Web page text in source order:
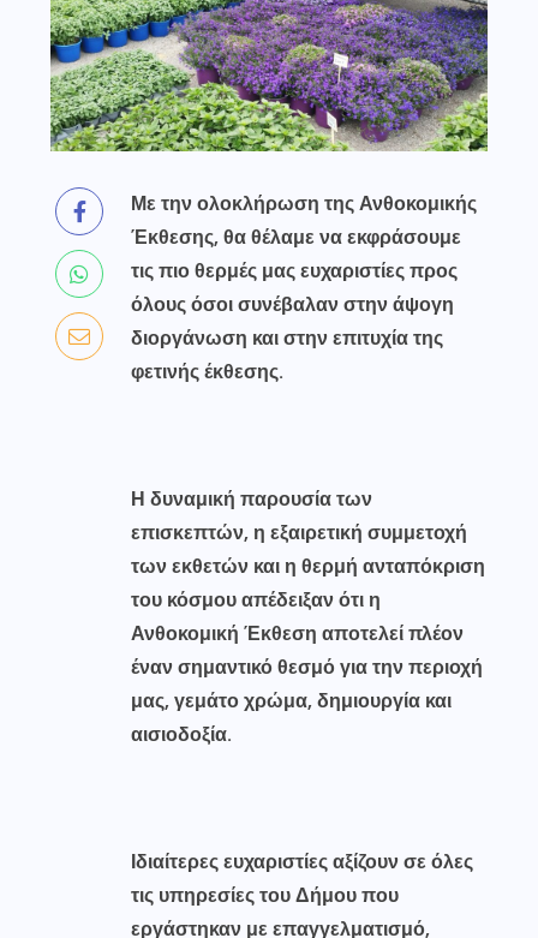
Με την ολοκλήρωση της Ανθοκομικής
Έκθεσης, θα θέλαμε να εκφράσουμε
τις πιο θερμές μας ευχαριστίες προς
όλους όσοι συνέβαλαν στην άψογη
διοργάνωση και στην επιτυχία της
φετινής έκθεσης.
Η δυναμική παρουσία των
επισκεπτών, η εξαιρετική συμμετοχή
των εκθετών και η θερμή ανταπόκριση
του κόσμου απέδειξαν ότι η
Ανθοκομική Έκθεση αποτελεί πλέον
έναν σημαντικό θεσμό για την περιοχή
μας, γεμάτο χρώμα, δημιουργία και
αισιοδοξία.
Ιδιαίτερες ευχαριστίες αξίζουν σε όλες
τις υπηρεσίες του Δήμου που
εργάστηκαν με επαγγελματισμό,